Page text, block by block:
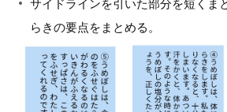
サイドラインを引いた部分を短くま
らきの要点をまとめる。